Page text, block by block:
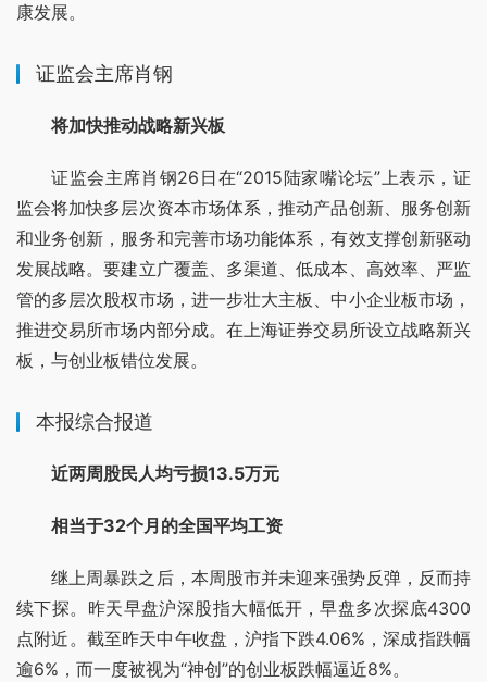
康发展。
证监会主席肖钢
将加快推动战略新兴板
证监会主席肖钢26日在“2015陆家嘴论坛”上表示，证
监会将加快多层次资本市场体系，推动产品创新、服务创新
和业务创新，服务和完善市场功能体系，有效支撑创新驱动
发展战略。要建立广覆盖、多渠道、低成本、高效率、严监
管的多层次股权市场，进一步壮大主板、中小企业板市场，
推进交易所市场内部分成。在上海证券交易所设立战略新兴
板，与创业板错位发展。
本报综合报道
近两周股民人均亏损13.5万元
相当于32个月的全国平均工资
继上周暴跌之后，本周股市并未迎来强势反弹，反而持
续下探。昨天早盘沪深股指大幅低开，早盘多次探底4300
点附近。截至昨天中午收盘，沪指下跌4.06%，深成指跌幅
逾6%，而一度被视为“神创”的创业板跌幅逼近8%。